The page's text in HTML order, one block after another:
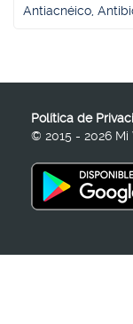
Antiacnéico,
Política de
© 2015 - 2026